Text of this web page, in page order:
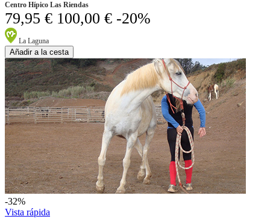
Centro Hípico Las Riendas
79,95 € 100,00 € -20%
La Laguna
Añadir a la cesta
-32%
Vista rápida